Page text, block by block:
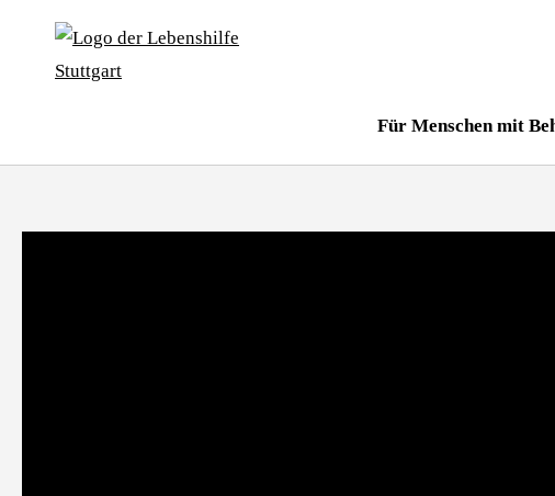
Für Menschen mit